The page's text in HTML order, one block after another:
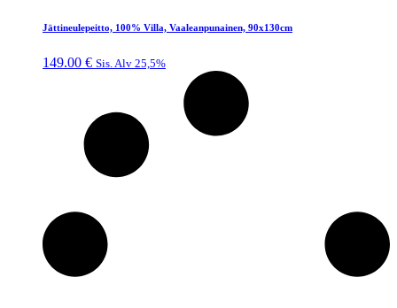
Jättineulepeitto, 100% Villa, Vaaleanpunainen, 90x130cm
149.00 € Sis. Alv 25,5%